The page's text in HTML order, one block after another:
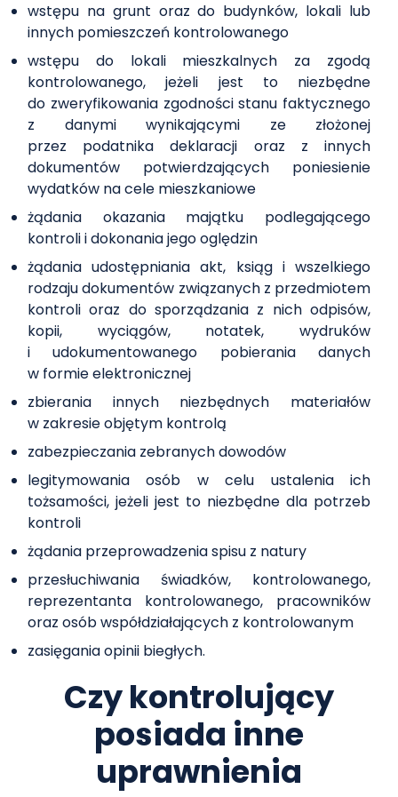
wstępu na grunt oraz do budynków, lokali lub
innych pomieszczeń kontrolowanego
wstępu do lokali mieszkalnych za zgodą
kontrolowanego, jeżeli jest to niezbędne
do zweryfikowania zgodności stanu faktycznego
z danymi wynikającymi ze złożonej
przez podatnika deklaracji oraz z innych
dokumentów potwierdzających poniesienie
wydatków na cele mieszkaniowe
żądania okazania majątku podlegającego
kontroli i dokonania jego oględzin
żądania udostępniania akt, ksiąg i wszelkiego
rodzaju dokumentów związanych z przedmiotem
kontroli oraz do sporządzania z nich odpisów,
kopii, wyciągów, notatek, wydruków
i udokumentowanego pobierania danych
w formie elektronicznej
zbierania innych niezbędnych materiałów
w zakresie objętym kontrolą
zabezpieczania zebranych dowodów
legitymowania osób w celu ustalenia ich
tożsamości, jeżeli jest to niezbędne dla potrzeb
kontroli
żądania przeprowadzenia spisu z natury
przesłuchiwania świadków, kontrolowanego,
reprezentanta kontrolowanego, pracowników
oraz osób współdziałających z kontrolowanym
zasięgania opinii biegłych.
Czy kontrolujący
posiada inne
uprawnienia